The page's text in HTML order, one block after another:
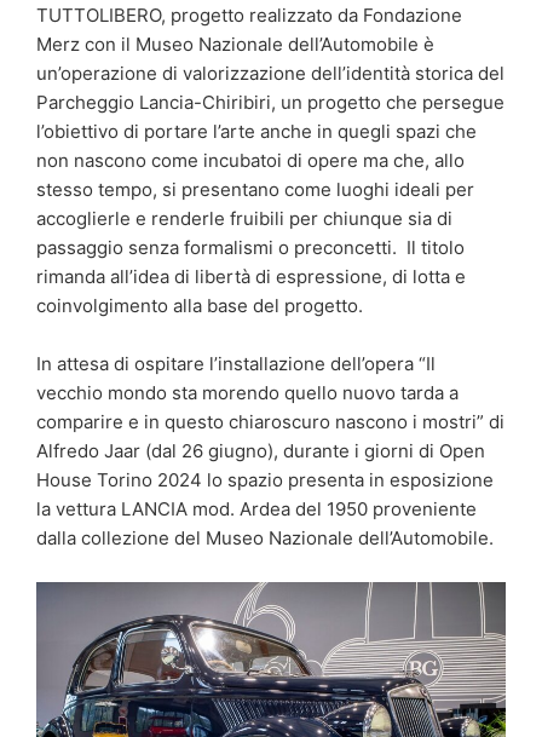
TUTTOLIBERO, progetto realizzato da Fondazione
Merz con il Museo Nazionale dell’Automobile è
un’operazione di valorizzazione dell’identità storica del
Parcheggio Lancia-Chiribiri, un progetto che persegue
l’obiettivo di portare l’arte anche in quegli spazi che
non nascono come incubatoi di opere ma che, allo
stesso tempo, si presentano come luoghi ideali per
accoglierle e renderle fruibili per chiunque sia di
passaggio senza formalismi o preconcetti. Il titolo
rimanda all’idea di libertà di espressione, di lotta e
coinvolgimento alla base del progetto.
In attesa di ospitare l’installazione dell’opera “Il
vecchio mondo sta morendo quello nuovo tarda a
comparire e in questo chiaroscuro nascono i mostri” di
Alfredo Jaar (dal 26 giugno), durante i giorni di Open
House Torino 2024 lo spazio presenta in esposizione
la vettura LANCIA mod. Ardea del 1950 proveniente
dalla collezione del Museo Nazionale dell’Automobile.